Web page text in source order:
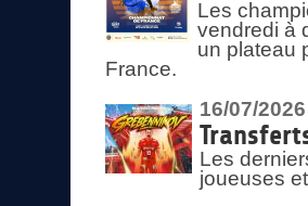
Les
vendredi à
un plateau
France.
16/07/2026
Les
joueuses